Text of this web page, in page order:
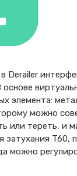
Derailer
основе
элемента:
можно
или тереть, и
затухания T60,
можно